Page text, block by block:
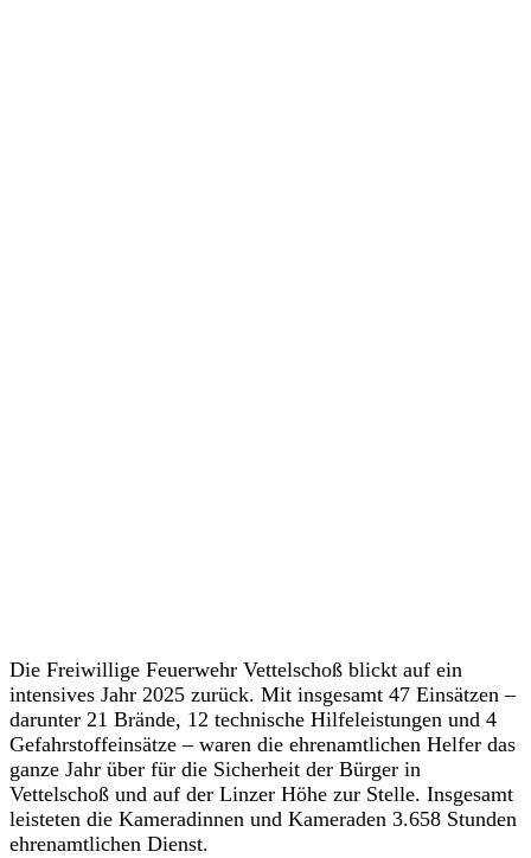
Die Freiwillige Feuerwehr Vettelschoß blickt auf ein
intensives Jahr 2025 zurück. Mit insgesamt 47 Einsätzen –
darunter 21 Brände, 12 technische Hilfeleistungen und 4
Gefahrstoffeinsätze – waren die ehrenamtlichen Helfer das
ganze Jahr über für die Sicherheit der Bürger in
Vettelschoß und auf der Linzer Höhe zur Stelle. Insgesamt
leisteten die Kameradinnen und Kameraden 3.658 Stunden
ehrenamtlichen Dienst.